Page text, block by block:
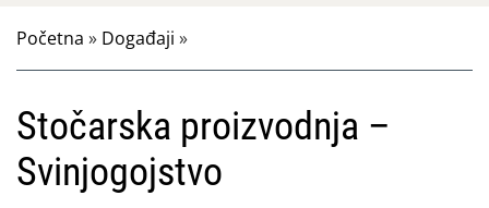
Početna » Događaji »
Stočarska proizvodnja –
Svinjogojstvo